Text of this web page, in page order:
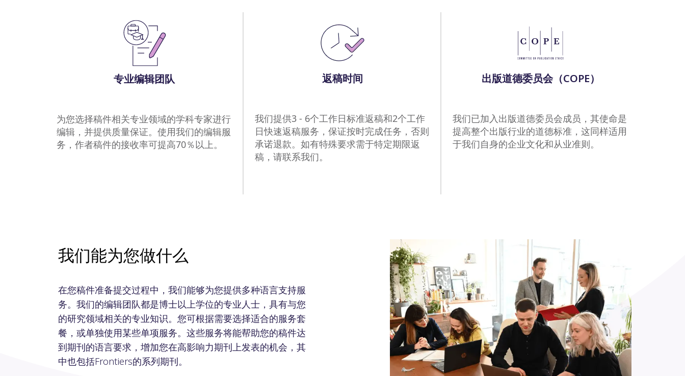
专业编辑团队
为您选择稿件相关专业领域的学科专家进行
编辑，并提供质量保证。使用我们的编辑服
务，作者稿件的接收率可提高70％以上。
返稿时间
我们提供3 - 6个工作日标准返稿和2个工作
日快速返稿服务，保证按时完成任务，否则
承诺退款。如有特殊要求需于特定期限返
稿，请联系我们。
出版道德委员会（COPE）
我们已加入出版道德委员会成员，其使命是
提高整个出版行业的道德标准，这同样适用
于我们自身的企业文化和从业准则。
我们能为您做什么
在您稿件准备提交过程中，我们能够为您提供多种语言支持服
务。我们的编辑团队都是博士以上学位的专业人士，具有与您
的研究领域相关的专业知识。您可根据需要选择适合的服务套
餐，或单独使用某些单项服务。这些服务将能帮助您的稿件达
到期刊的语言要求，增加您在高影响力期刊上发表的机会，其
中也包括Frontiers的系列期刊。